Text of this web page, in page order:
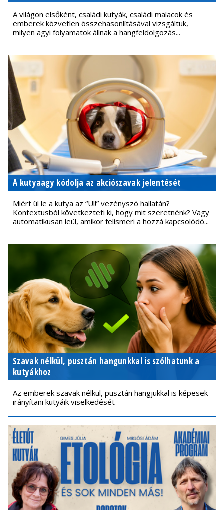
A világon elsőként, családi kutyák, családi malacok és
emberek közvetlen összehasonlításával vizsgáltuk,
milyen agyi folyamatok állnak a hangfeldolgozás...
A kutyaagy kódolja az akciószavak jelentését
Miért ül le a kutya az “Ül!” vezényszó hallatán?
Kontextusból következteti ki, hogy mit szeretnénk? Vagy
automatikusan leül, amikor felismeri a hozzá kapcsolódó...
Szavak nélkül, pusztán hangunkkal is szólhatunk a
kutyákhoz
Az emberek szavak nélkül, pusztán hangjukkal is képesek
irányítani kutyáik viselkedését